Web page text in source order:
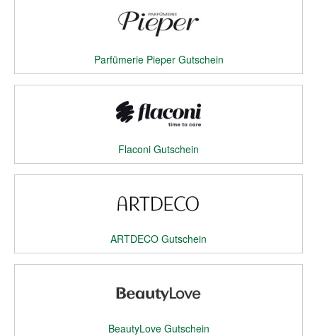
Parfümerie Pieper Gutschein
Flaconi Gutschein
ARTDECO Gutschein
BeautyLove Gutschein